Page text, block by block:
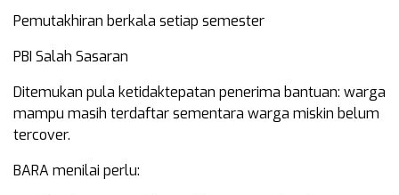
Pemutakhiran berkala setiap semester
PBI Salah Sasaran
Ditemukan pula ketidaktepatan penerima bantuan: warga
mampu masih terdaftar sementara warga miskin belum
tercover.
BARA menilai perlu: